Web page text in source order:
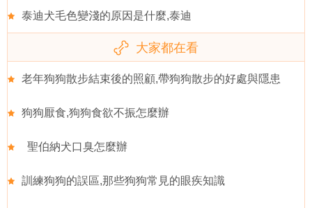
泰迪犬毛色變淺的原因是什麼,泰迪
大家都在看
老年狗狗散步結束後的照顧,帶狗狗散步的好處與隱患
狗狗厭食,狗狗食欲不振怎麼辦
聖伯納犬口臭怎麼辦
訓練狗狗的誤區,那些狗狗常見的眼疾知識